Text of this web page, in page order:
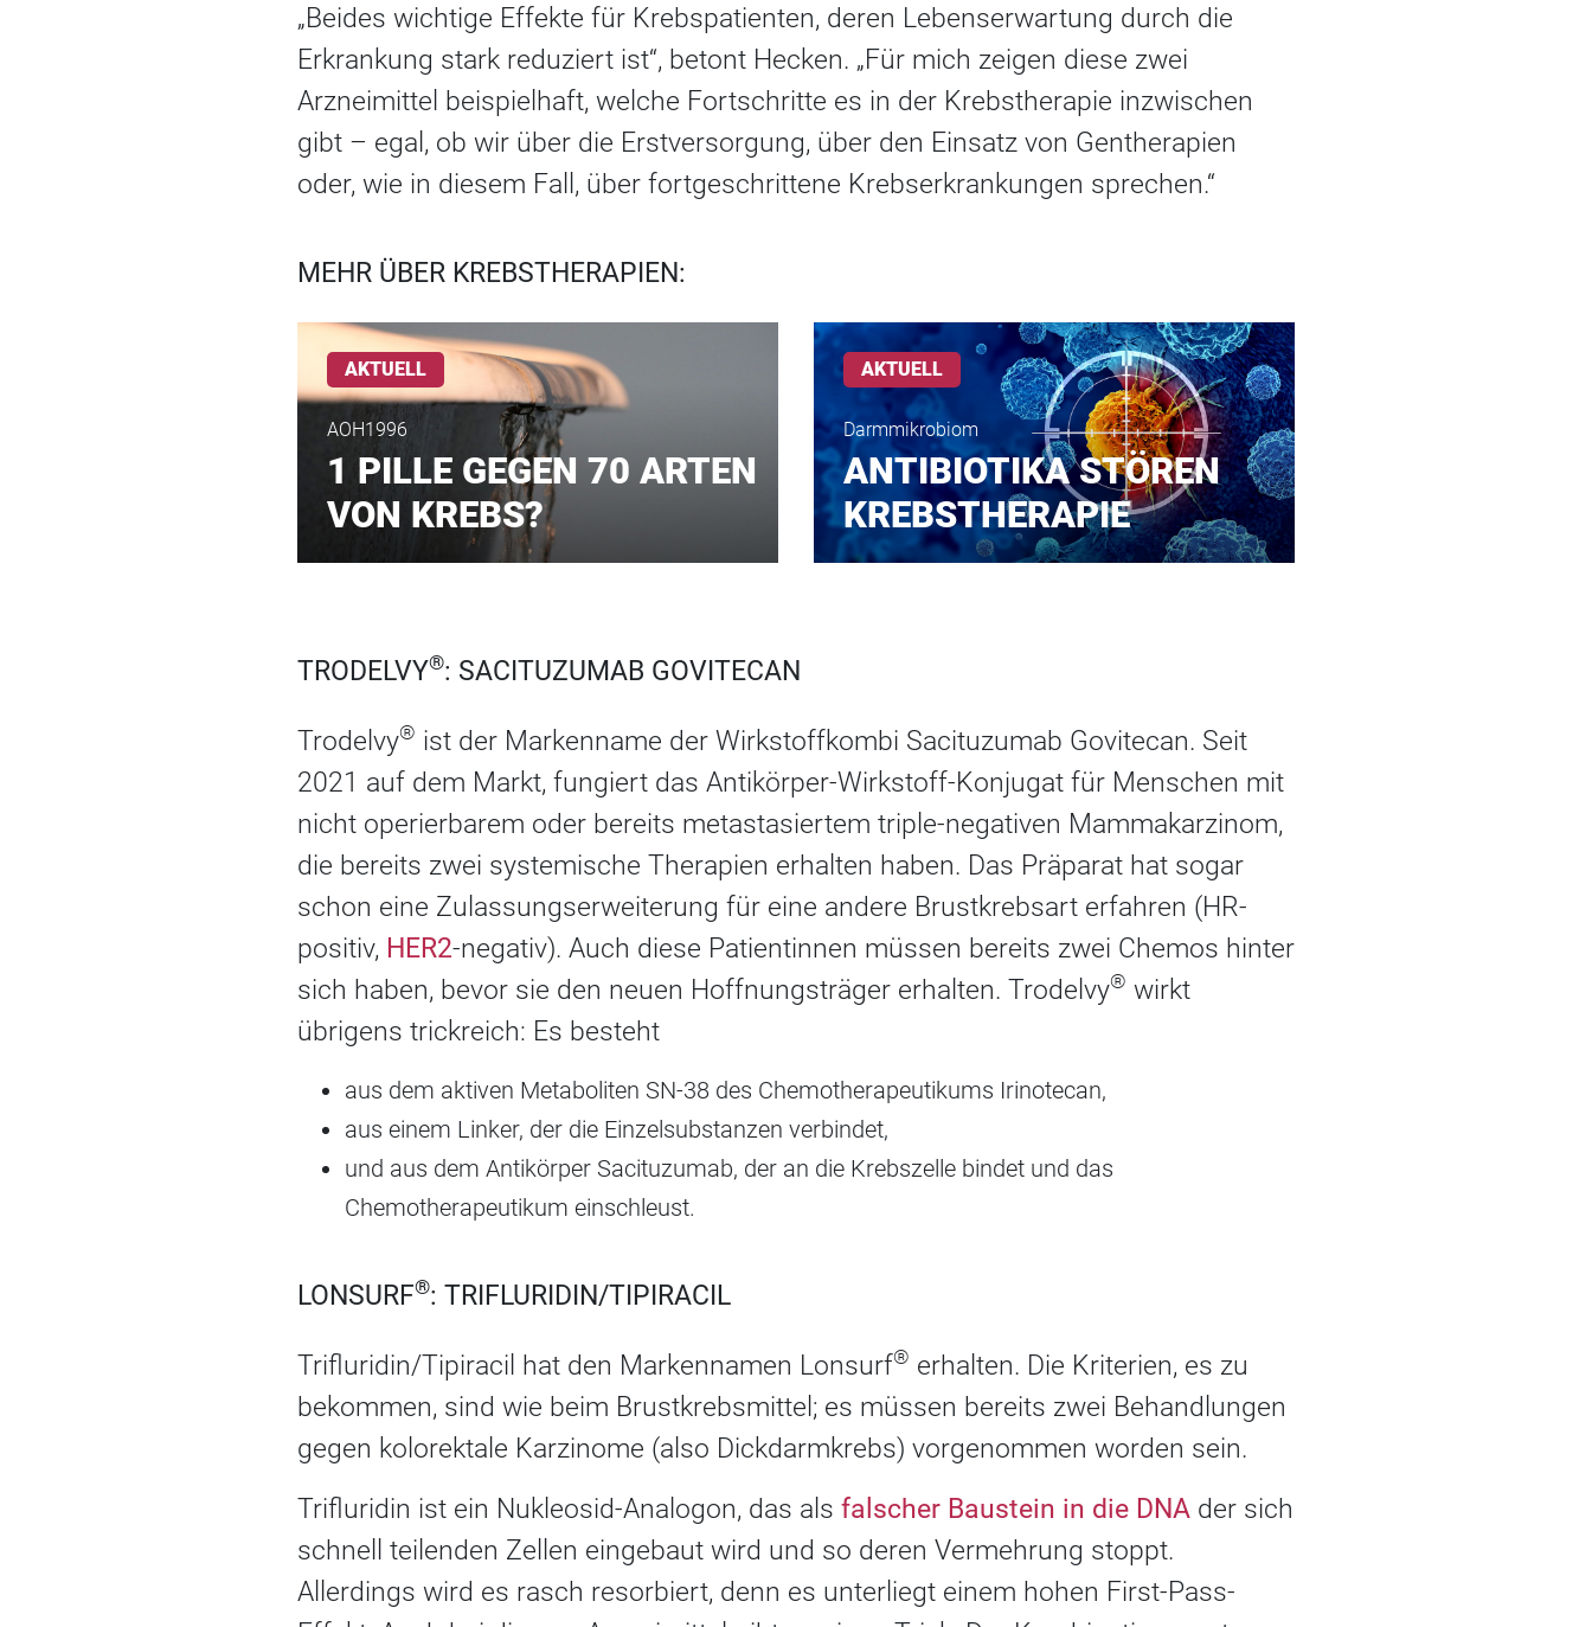
„Beides wichtige Effekte für Krebspatienten, deren Lebenserwartung durch die
Erkrankung stark reduziert ist“, betont Hecken. „Für mich zeigen diese zwei
Arzneimittel beispielhaft, welche Fortschritte es in der Krebstherapie inzwischen
gibt – egal, ob wir über die Erstversorgung, über den Einsatz von Gentherapien
oder, wie in diesem Fall, über fortgeschrittene Krebserkrankungen sprechen.“
MEHR ÜBER KREBSTHERAPIEN:
AKTUELL
AOH1996
1 PILLE GEGEN 70 ARTEN
VON KREBS?
AKTUELL
Darmmikrobiom
ANTIBIOTIKA STÖREN
KREBSTHERAPIE
TRODELVY®: SACITUZUMAB GOVITECAN
Trodelvy® ist der Markenname der Wirkstoffkombi Sacituzumab Govitecan. Seit
2021 auf dem Markt, fungiert das Antikörper-Wirkstoff-Konjugat für Menschen mit
nicht operierbarem oder bereits metastasiertem triple-negativen Mammakarzinom,
die bereits zwei systemische Therapien erhalten haben. Das Präparat hat sogar
schon eine Zulassungserweiterung für eine andere Brustkrebsart erfahren (HR-
positiv, HER2-negativ). Auch diese Patientinnen müssen bereits zwei Chemos hinter
sich haben, bevor sie den neuen Hoffnungsträger erhalten. Trodelvy® wirkt
übrigens trickreich: Es besteht
aus dem aktiven Metaboliten SN-38 des Chemotherapeutikums Irinotecan,
aus einem Linker, der die Einzelsubstanzen verbindet,
und aus dem Antikörper Sacituzumab, der an die Krebszelle bindet und das
Chemotherapeutikum einschleust.
LONSURF®: TRIFLURIDIN/TIPIRACIL
Trifluridin/Tipiracil hat den Markennamen Lonsurf® erhalten. Die Kriterien, es zu
bekommen, sind wie beim Brustkrebsmittel; es müssen bereits zwei Behandlungen
gegen kolorektale Karzinome (also Dickdarmkrebs) vorgenommen worden sein.
Trifluridin ist ein Nukleosid-Analogon, das als falscher Baustein in die DNA der sich
schnell teilenden Zellen eingebaut wird und so deren Vermehrung stoppt.
Allerdings wird es rasch resorbiert, denn es unterliegt einem hohen First-Pass-